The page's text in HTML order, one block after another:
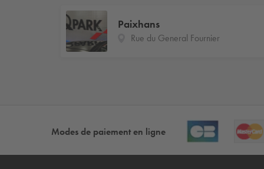
Paixhans
Rue du General Fournier
Modes de paiement en ligne